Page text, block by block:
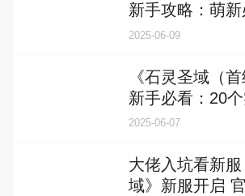
新手攻略：萌
宝典！
2025-06-09
《石灵圣域（
新手必看：20
你称霸异界！
2025-06-07
大佬入坑看新
域》新服开启